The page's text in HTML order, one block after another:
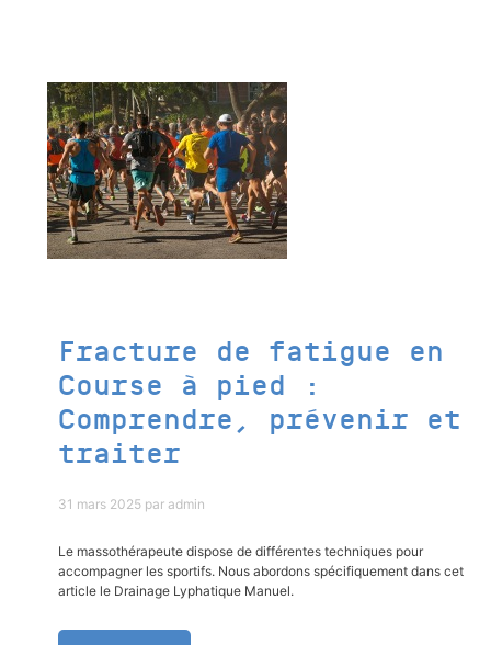
Fracture de fatigue en
Course à pied :
Comprendre, prévenir et
traiter
31 mars 2025 par admin
Le massothérapeute dispose de différentes techniques pour
accompagner les sportifs. Nous abordons spécifiquement dans cet
article le Drainage Lyphatique Manuel.